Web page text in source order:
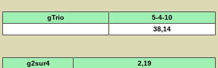
gTrio
5-4-10
38,14
g2sur4
2,19